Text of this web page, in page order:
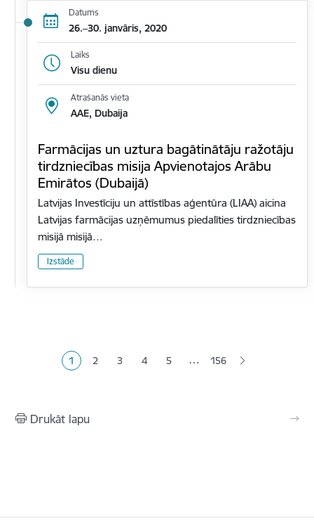
Datums
26.–30. janvāris, 2020
Laiks
Visu dienu
Atrašanās vieta
AAE, Dubaija
Farmācijas un uztura bagātinātāju ražotāju
tirdzniecības misija Apvienotajos Arābu
Emirātos (Dubaijā)
Latvijas Investīciju un attīstības aģentūra (LIAA) aicina
Latvijas farmācijas uzņēmumus piedalīties tirdzniecības
misijā misijā…
Izstāde
Pašreizējā lapa
1 Lapa
2 Lapa
3 Lapa
4 Lapa
5 … 156
Drukāt lapu